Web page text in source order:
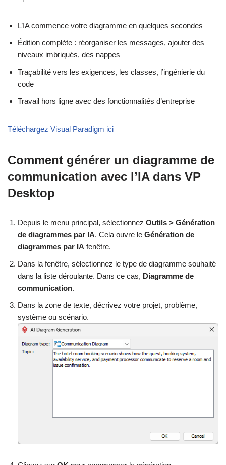
L’IA commence votre diagramme en quelques secondes
Édition complète : réorganiser les messages, ajouter des
niveaux imbriqués, des nappes
Traçabilité vers les exigences, les classes, l’ingénierie du
code
Travail hors ligne avec des fonctionnalités d’entreprise
Téléchargez Visual Paradigm ici
Comment générer un diagramme de
communication avec l’IA dans VP
Desktop
Depuis le menu principal, sélectionnez Outils > Génération
de diagrammes par IA. Cela ouvre le Génération de
diagrammes par IA fenêtre.
Dans la fenêtre, sélectionnez le type de diagramme souhaité
dans la liste déroulante. Dans ce cas, Diagramme de
communication.
Dans la zone de texte, décrivez votre projet, problème,
système ou scénario.